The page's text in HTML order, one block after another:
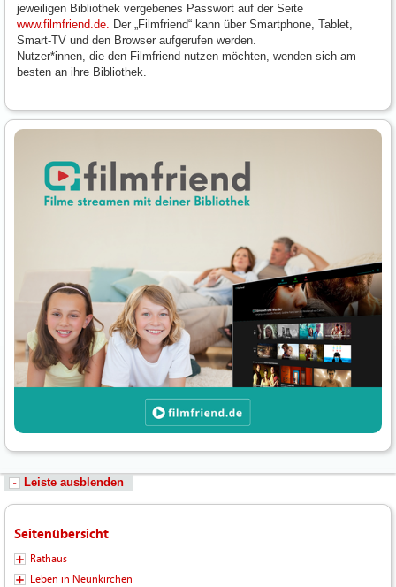
jeweiligen Bibliothek vergebenes Passwort auf der Seite
www.filmfriend.de. Der „Filmfriend“ kann über Smartphone, Tablet,
Smart-TV und den Browser aufgerufen werden.
Nutzer*innen, die den Filmfriend nutzen möchten, wenden sich am
besten an ihre Bibliothek.
Leiste ausblenden
Seitenübersicht
Rathaus
Leben in Neunkirchen